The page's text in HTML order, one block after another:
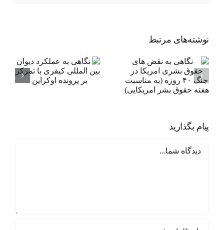
نوشته‌‌های مرتبط
های حقوق بشری
امریکا در جنگ ۴۰
پیام بگذارید
دیدگاه